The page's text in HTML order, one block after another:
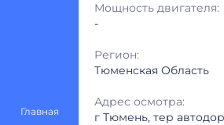
Главная
Мощность двигателя:
-
Регион:
Тюменская Область
Адрес осмотра:
г Тюмень, тер